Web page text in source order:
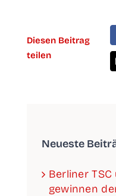
Die­sen Bei­trag
teilen
Neu­es­te
Ber­li­ner TSC
gewin­nen